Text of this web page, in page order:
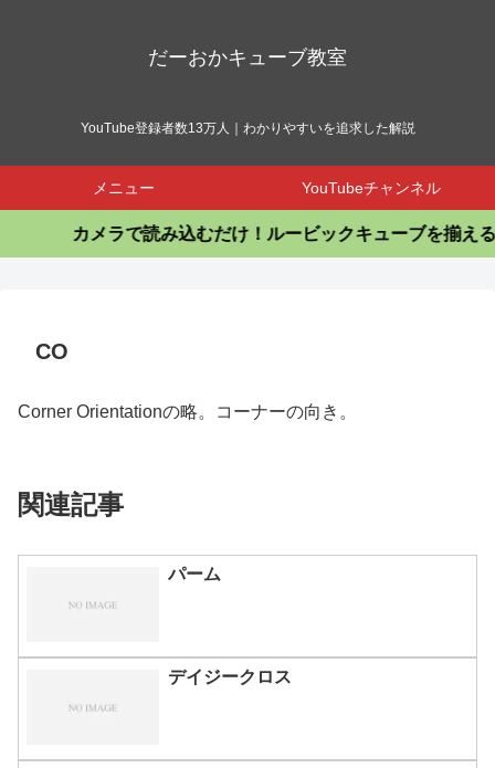
だーおかキューブ教室
YouTube登録者数13万人｜わかりやすいを追求した解説
メニュー YouTubeチャンネル
カメラで読み込むだけ！ルービックキューブを揃えるア
CO
Corner Orientationの略。コーナーの向き。
関連記事
パーム
デイジークロス